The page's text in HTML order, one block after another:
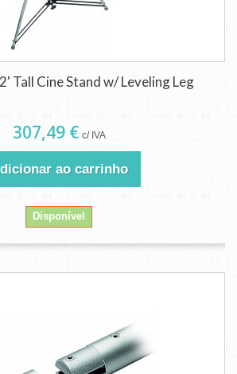
Tall Cine Stand w/ Leveling Leg
307,49 € c/ IVA
ao carrinho
Disponível